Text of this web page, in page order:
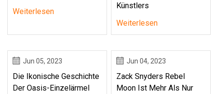
Weiterlesen
Künstlers
Weiterlesen
Jun 05, 2023
Die Ikonische Geschichte
Der Oasis-Einzelärmel
Jun 04, 2023
Zack Snyders Rebel
Moon Ist Mehr Als Nur